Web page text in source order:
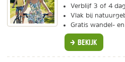
Verblijf 3 of 4
Vlak bij
Gratis wandel-
BEKIJK